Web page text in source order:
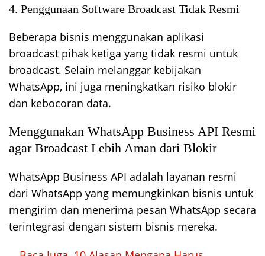
4. Penggunaan Software Broadcast Tidak Resmi
Beberapa bisnis menggunakan aplikasi
broadcast pihak ketiga yang tidak resmi untuk
broadcast. Selain melanggar kebijakan
WhatsApp, ini juga meningkatkan risiko blokir
dan kebocoran data.
Menggunakan WhatsApp Business API Resmi
agar Broadcast Lebih Aman dari Blokir
WhatsApp Business API adalah layanan resmi
dari WhatsApp yang memungkinkan bisnis untuk
mengirim dan menerima pesan WhatsApp secara
terintegrasi dengan sistem bisnis mereka.